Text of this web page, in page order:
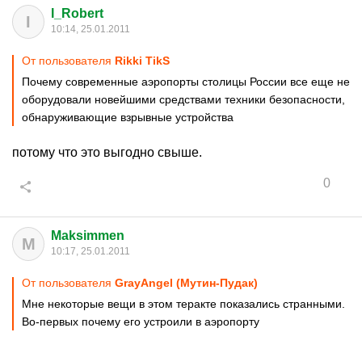
I I_Robert
10:14, 25.01.2011
От пользователя Rikki TikS
Почему современные аэропорты столицы России все еще не
оборудовали новейшими средствами техники безопасности,
обнаруживающие взрывные устройства
потому что это выгодно свыше.
0
M Maksimmen
10:17, 25.01.2011
От пользователя GrауАngеl (Мутин-Пудак)
Мне некоторые вещи в этом теракте показались странными.
Во-первых почему его устроили в аэропорту